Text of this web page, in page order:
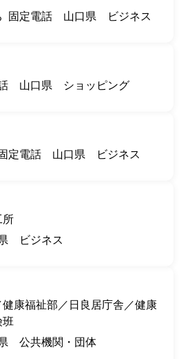
固定電話 山口県 ビジネス
山口県 ショッピング
定電話 山口県 ビジネス
所
ビジネス
康福祉部／日良居庁舎／健康
班
公共機関・団体